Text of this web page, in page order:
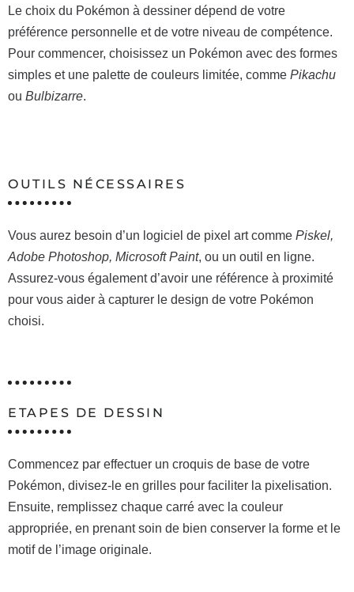
Le choix du Pokémon à dessiner dépend de votre
préférence personnelle et de votre niveau de compétence.
Pour commencer, choisissez un Pokémon avec des formes
simples et une palette de couleurs limitée, comme Pikachu
ou Bulbizarre.
OUTILS NÉCESSAIRES
Vous aurez besoin d’un logiciel de pixel art comme Piskel,
Adobe Photoshop, Microsoft Paint, ou un outil en ligne.
Assurez-vous également d’avoir une référence à proximité
pour vous aider à capturer le design de votre Pokémon
choisi.
ETAPES DE DESSIN
Commencez par effectuer un croquis de base de votre
Pokémon, divisez-le en grilles pour faciliter la pixelisation.
Ensuite, remplissez chaque carré avec la couleur
appropriée, en prenant soin de bien conserver la forme et le
motif de l’image originale.